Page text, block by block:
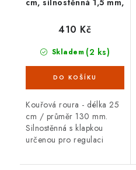
cm, silnostěnná 1,5 mm,
Skladem (2 ks)
410 Kč
Kouřová roura - délka 25
cm / průměr 130 mm.
Silnostěnná s klapkou
určenou pro regulaci
tahu, tloušťka plechu 1,5